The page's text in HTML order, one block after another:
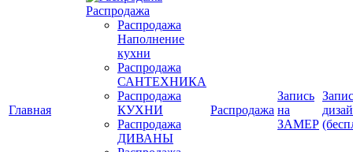
Главная
Распродажа
Распродажа
Наполнение
кухни
Распродажа
САНТЕХНИКА
Распродажа
КУХНИ
Распродажа
ДИВАНЫ
Распродажа
Запись
на
ЗАМЕР